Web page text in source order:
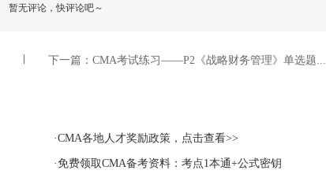
暂无评论，快评论吧～
下一篇： CMA考试练习——P2《战略财务管理》单选题...
·CMA各地人才奖励政策，点击查看>>
·免费领取CMA备考资料：考点1本通+公式密钥